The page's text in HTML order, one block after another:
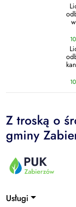
Z troską o
gminy
Usługi